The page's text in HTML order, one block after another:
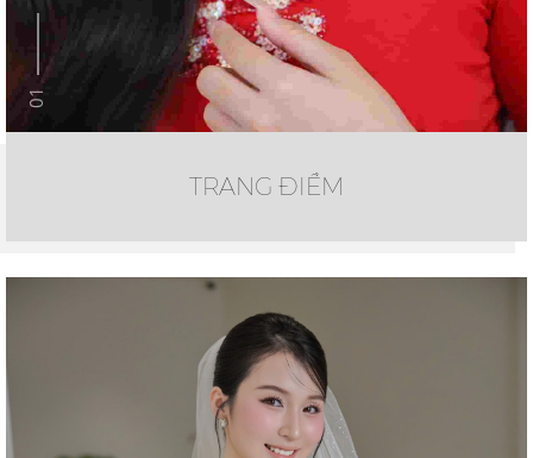
01
TRANG ĐIỂM